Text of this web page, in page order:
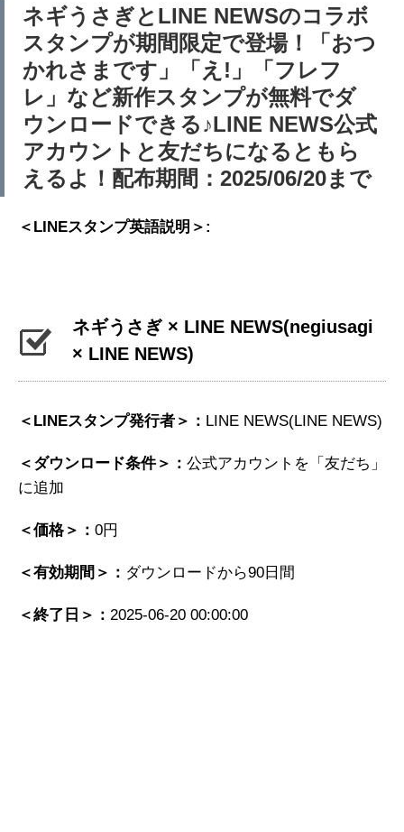
ネギうさぎとLINE NEWSのコラボ
スタンプが期間限定で登場！「おつ
かれさまです」「え!」「フレフ
レ」など新作スタンプが無料でダ
ウンロードできる♪LINE NEWS公式
アカウントと友だちになるともら
えるよ！配布期間：2025/06/20まで
＜LINEスタンプ英語説明＞:
ネギうさぎ × LINE NEWS(negiusagi
× LINE NEWS)
＜LINEスタンプ発行者＞： LINE NEWS(LINE NEWS)
＜ダウンロード条件＞： 公式アカウントを「友だち」
に追加
＜価格＞： 0円
＜有効期間＞： ダウンロードから90日間
＜終了日＞： 2025-06-20 00:00:00